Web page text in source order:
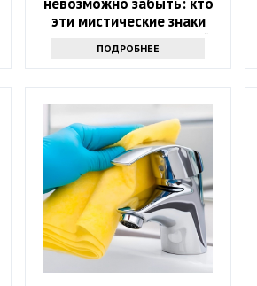
эти мистические знаки
зодиака — хранители тайн
ПОДРОБНЕЕ